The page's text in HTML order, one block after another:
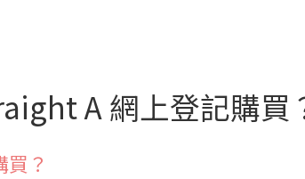
A 網上登記購買
？